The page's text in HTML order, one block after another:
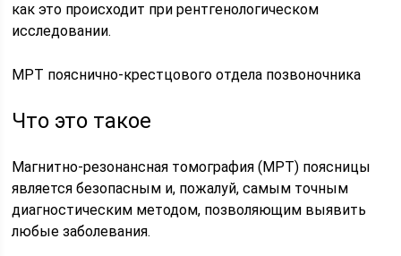
как это происходит при рентгенологическом
исследовании.
МРТ пояснично-крестцового отдела позвоночника
Что это такое
Магнитно-резонансная томография (МРТ) поясницы
является безопасным и, пожалуй, самым точным
диагностическим методом, позволяющим выявить
любые заболевания.